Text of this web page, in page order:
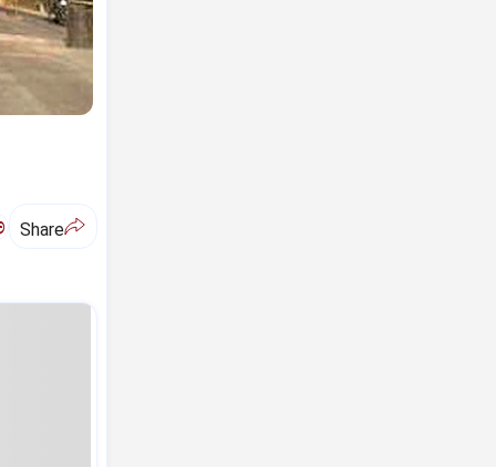
Share